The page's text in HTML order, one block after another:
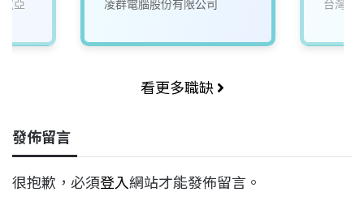
(亞 凌群電腦股份有限公司 台灣穗
看更多職缺
發佈留言
很抱歉，必須登入網站才能發佈留言。